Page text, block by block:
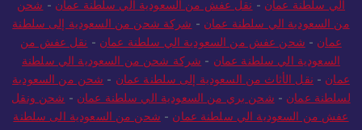
الي سلطنة عمان -نقل عفش من السعودية الي سلطنة عمان -شحن
من السعودية الي سلطنة عمان -شركة شحن من السعودية إلى سلطنة
عمان -شحن عفش من السعودية الي سلطنة عمان -نقل عفش من
السعودية الي سلطنة عمان -شركة شحن من السعودية الي سلطنة
عمان -نقل الأثاث من السعودية إلى سلطنة عمان -شحن من السعودية
لسلطنة عمان -شحن بري من السعودية الي سلطنة عمان -شحن ونقل
عفش من السعودية الي سلطنة عمان -شحن من السعودية الى سلطنة